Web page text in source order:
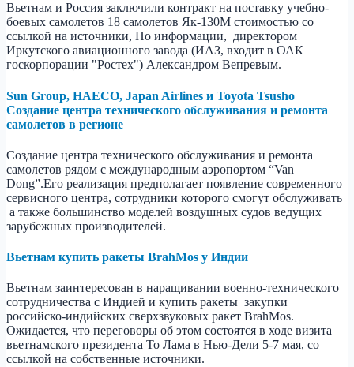
Вьетнам и Россия заключили контракт на поставку учебно-
боевых самолетов 18 самолетов Як-130M стоимостью со
ссылкой на источники, По информации, директором
Иркутского авиационного завода (ИАЗ, входит в ОАК
госкорпорации "Ростех") Александром Вепревым.
Sun Group, HAECO, Japan Airlines и Toyota Tsusho
Создание центра технического обслуживания и ремонта
самолетов в регионе
Cоздание центра технического обслуживания и ремонта
самолетов рядом с международным аэропортом “Van
Dong”.Его реализация предполагает появление современного
сервисного центра, сотрудники которого смогут обслуживать
а также большинство моделей воздушных судов ведущих
зарубежных производителей.
Вьетнам купить ракеты BrahMos у Индии
Вьетнам заинтересован в наращивании военно-технического
сотрудничества с Индией и купить ракеты закупки
российско-индийских сверхзвуковых ракет BrahMos.
Ожидается, что переговоры об этом состоятся в ходе визита
вьетнамского президента То Лама в Нью-Дели 5-7 мая, со
ссылкой на собственные источники.